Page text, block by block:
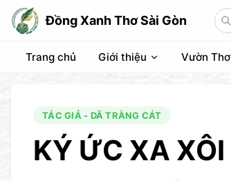
Đồng Xanh Thơ Sài Gòn
Trang chủ Giới thiệu Vườn Thơ
TÁC GIẢ - DÃ TRÀNG CÁT
KÝ ỨC XA XÔI